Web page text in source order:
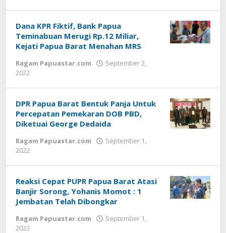
:
Papua
Star
Dana KPR Fiktif, Bank Papua
Teminabuan Merugi Rp.12 Miliar,
Kejati Papua Barat Menahan MRS
Ragam Papuastar.com
September 2,
2022
:
Papua
Star
DPR Papua Barat Bentuk Panja Untuk
Percepatan Pemekaran DOB PBD,
Diketuai George Dedaida
Ragam Papuastar.com
September 1,
2022
:
Papua
Star
Reaksi Cepat PUPR Papua Barat Atasi
Banjir Sorong, Yohanis Momot : 1
Jembatan Telah Dibongkar
Ragam Papuastar.com
September 1,
2022